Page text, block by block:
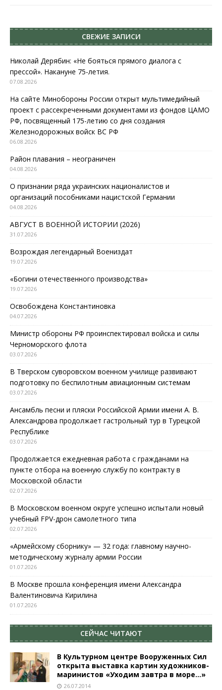
СВЕЖИЕ ЗАПИСИ
Николай Дерябин: «Не бояться прямого диалога с
прессой». Накануне 75-летия.
07.08.2026
На сайте Минобороны России открыт мультимедийный
проект с рассекреченными документами из фондов ЦАМО
РФ, посвященный 175-летию со дня создания
Железнодорожных войск ВС РФ
06.08.2026
Район плавания – неограничен
04.08.2026
О признании ряда украинских националистов и
организаций пособниками нацистской Германии
04.08.2026
АВГУСТ В ВОЕННОЙ ИСТОРИИ (2026)
31.07.2026
Возрождая легендарный Воениздат
19.07.2026
«Богини отечественного производства»
19.07.2026
Освобождена Константиновка
04.07.2026
Министр обороны РФ проинспектировал войска и силы
Черноморского флота
03.07.2026
В Тверском суворовском военном училище развивают
подготовку по беспилотным авиационным системам
03.07.2026
Ансамбль песни и пляски Российской Армии имени А. В.
Александрова продолжает гастрольный тур в Турецкой
Республике
03.07.2026
Продолжается ежедневная работа с гражданами на
пункте отбора на военную службу по контракту в
Московской области
02.07.2026
В Московском военном округе успешно испытали новый
учебный FPV-дрон самолетного типа
02.07.2026
«Армейскому сборнику» — 32 года: главному научно-
методическому журналу армии России
01.07.2026
В Москве прошла конференция имени Александра
Валентиновича Кирилина
01.07.2026
СЕЙЧАС ЧИТАЮТ
В Культурном центре Вооруженных Сил
открыта выставка картин художников-
маринистов «Уходим завтра в море…»
26.07.2014